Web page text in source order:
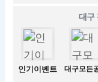
대구
인기이벤트 대구모든